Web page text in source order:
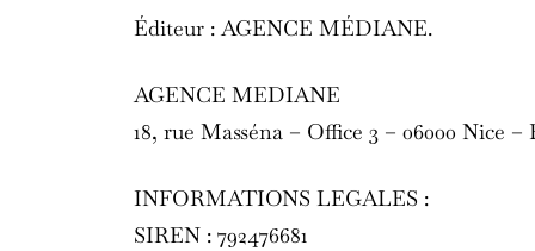
Éditeur : AGENCE MÉDIANE.
AGENCE MEDIANE
18, rue Masséna – Office 3 – 06000 Nice –
INFORMATIONS LEGALES :
SIREN : 792476681